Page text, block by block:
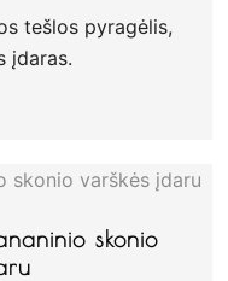
tešlos pyragėlis,
įdaras.
skonio